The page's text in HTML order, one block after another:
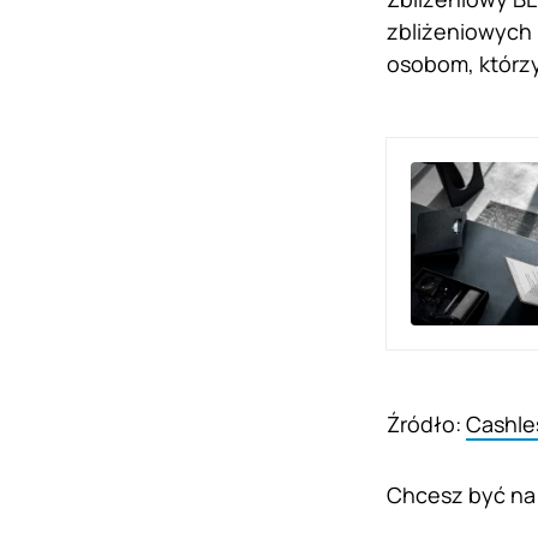
zbliżeniowych
osobom,
Źródło:
Chcesz być